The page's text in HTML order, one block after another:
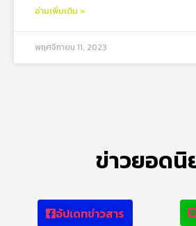
อ่านเพิ่มเติม »
พฤศจิกายน 11, 2023
ข่าวยอดนิ
อัปเดทข่าวสาร